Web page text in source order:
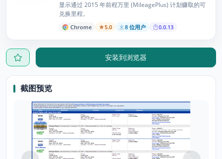
显示通过 2015 年前程万里 (MileagePlus) 计划赚取的可
兑换里程。
Chrome 5.0 8 位用户 0.0.13
安装到浏览器
截图预览